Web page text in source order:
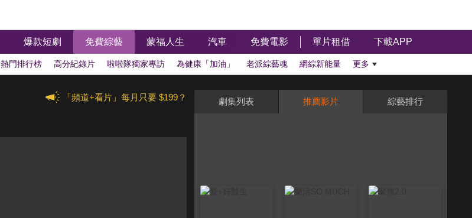
爆款短劇 免費綜藝 蒙福人生 汽車 免費電影 單片租借 下載APP
熱門排行榜 高分紀錄片 啦啦隊獨家專訪 為健康「加油」 老派綜藝魂 網綜新能量 更多
「頻道+看片」每月只要 $199？ 劇集列表 推薦影片 綜藝排行